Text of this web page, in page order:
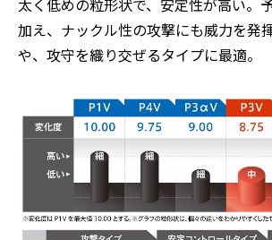
太く低めの粒形状で、安定性が高い。
加え、ナックル性の攻撃にも威力を発
や、攻守を織り交ぜるタイプに最適。